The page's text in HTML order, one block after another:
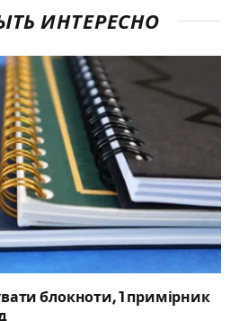
ИНТЕРЕСНО
блокноти, 1 примірник